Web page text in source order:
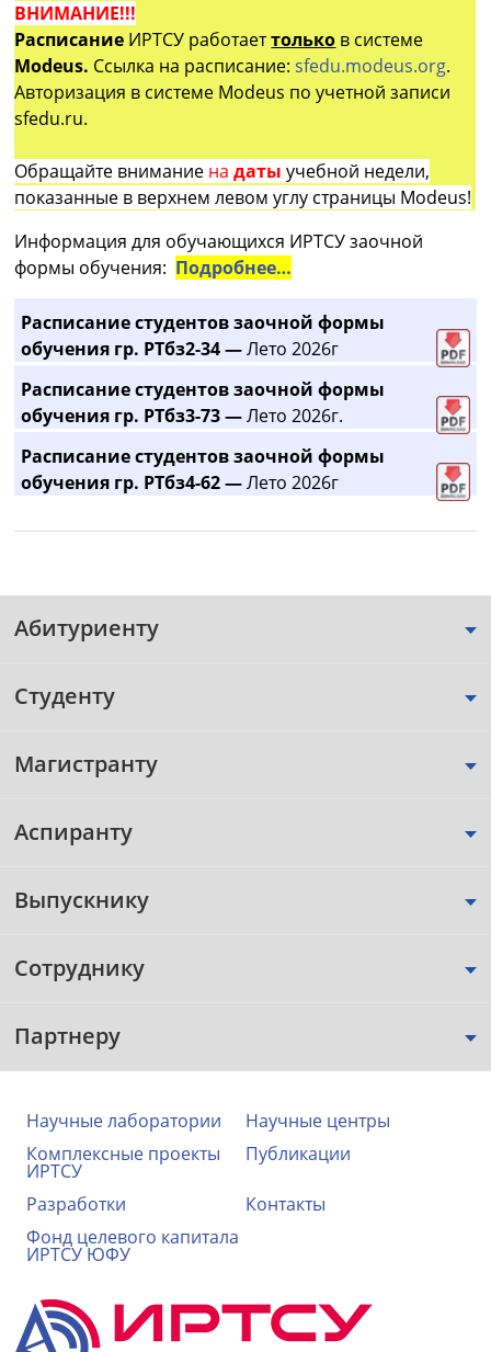
ВНИМАНИЕ!!!
Расписание ИРТСУ работаеттолько в системе
Modeus. Ссылка на расписание:sfedu.modeus.org.
Авторизация в системе Modeus по учетной записи
sfedu.ru.
Обращайте внимание на датыучебной недели,
показанные в верхнем левом углу страницы Modeus!
Информация для обучающихся ИРТСУ заочной
формы обучения: Подробнее…
Расписание студентов заочной формы
обучения гр. РТбз2-34 —Лето 2026г
Расписание студентов заочной формы
обучения гр. РТбз3-73 —Лето 2026г.
Расписание студентов заочной формы
обучения гр. РТбз4-62 —Лето 2026г
Абитуриенту
Студенту
Магистранту
Аспиранту
Выпускнику
Сотруднику
Партнеру
Научные лаборатории
Научные центры
Комплексные проекты
ИРТСУ
Публикации
Разработки
Контакты
Фонд целевого капитала
ИРТСУ ЮФУ